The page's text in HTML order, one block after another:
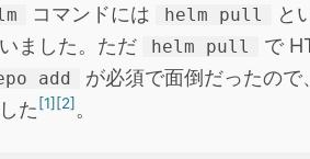
コマンドには helm pull
と
ました。ただ
helm pull で
add が必須で面倒だったので
た [1] [2] 。